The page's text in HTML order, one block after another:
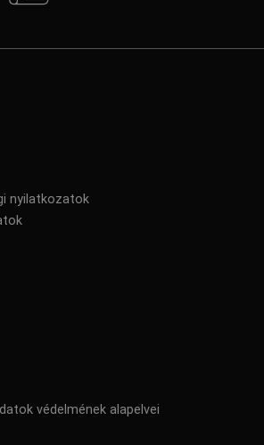
nyilatkozatok
védelmének alapelvei